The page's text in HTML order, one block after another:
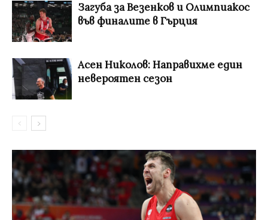
Загуба за Везенков и Олимпиакос
във финалите в Гърция
Асен Николов: Направихме един
невероятен сезон